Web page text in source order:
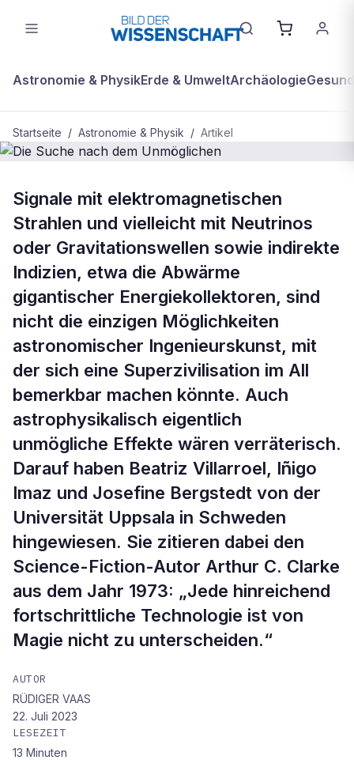
Astronomie & PhysikErde & UmweltArchäologie
Startseite / Astronomie & Physik / Artikel
ASTRONOMIE & PHYSIK
Die Suche nach dem Unmöglichen
Signale mit elektromagnetischen
Strahlen und vielleicht mit Neutrinos
oder Gravitationswellen sowie indirekte
Indizien, etwa die Abwärme
gigantischer Energiekollektoren, sind
nicht die einzigen Möglichkeiten
astronomischer Ingenieurskunst, mit
der sich eine Superzivilisation im All
bemerkbar machen könnte. Auch
astrophysikalisch eigentlich
unmögliche Effekte wären verräterisch.
Darauf haben Beatriz Villarroel, Iñigo
Imaz und Josefine Bergstedt von der
Universität Uppsala in Schweden
hingewiesen. Sie zitieren dabei den
Science-Fiction-Autor Arthur C. Clarke
aus dem Jahr 1973: „Jede hinreichend
fortschrittliche Technologie ist von
Magie nicht zu unterscheiden.“
AUTOR
RÜDIGER VAAS
22. Juli 2023
LESEZEIT
13 Minuten